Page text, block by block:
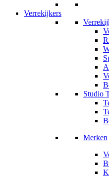
Verrekijkers
Studio
Merken